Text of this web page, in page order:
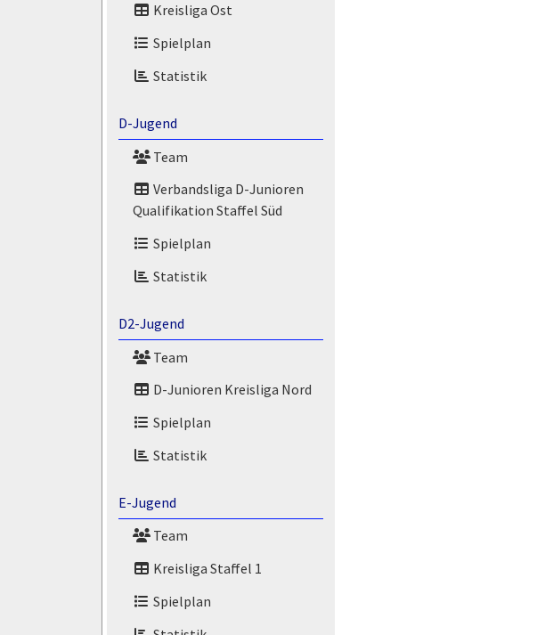
Kreisliga Ost
Spielplan
Statistik
D-Jugend
Team
Verbandsliga D-Junioren
Qualifikation Staffel Süd
Spielplan
Statistik
D2-Jugend
Team
D-Junioren Kreisliga Nord
Spielplan
Statistik
E-Jugend
Team
Kreisliga Staffel 1
Spielplan